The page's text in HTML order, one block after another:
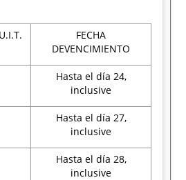
FECHA
DEVENCIMIENTO
Hasta el día 24,
inclusive
Hasta el día 27,
inclusive
Hasta el día 28,
inclusive